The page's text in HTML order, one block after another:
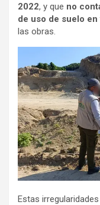
2022, y que no
de uso de suelo
las obras.
Estas